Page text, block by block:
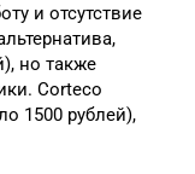
и отсутствие
но также
Corteco
1500 рублей),